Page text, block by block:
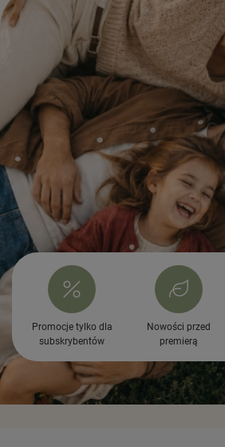
Promocje tylko dla
subskrybentów
Nowości przed
premierą